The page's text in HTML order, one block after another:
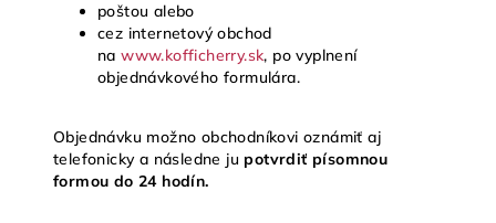
poštou alebo
cez internetový obchod
nawww.kofficherry.sk, po vyplnení
objednávkového formulára.
Objednávku možno obchodníkovi oznámiť aj
telefonicky a následne jupotvrdiť písomnou
formou do 24 hodín.